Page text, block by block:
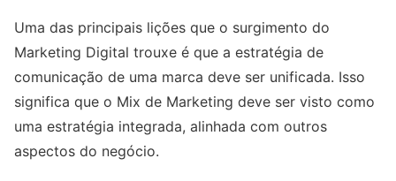
Uma das principais lições que o surgimento do
Marketing Digital trouxe é que a estratégia de
comunicação de uma marca deve ser unificada. Isso
significa que o Mix de Marketing deve ser visto como
uma estratégia integrada, alinhada com outros
aspectos do negócio.